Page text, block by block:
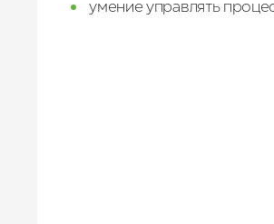
умение управлять